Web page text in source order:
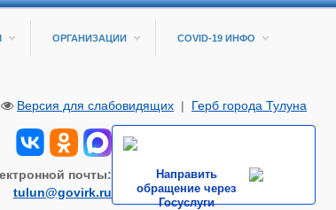
ОРГАНИЗАЦИИ COVID-19 ИНФО
почты:
tulun@govirk.ru
Направить
обращение через
Госуслуги
Версия для слабовидящих | Герб города Тулуна